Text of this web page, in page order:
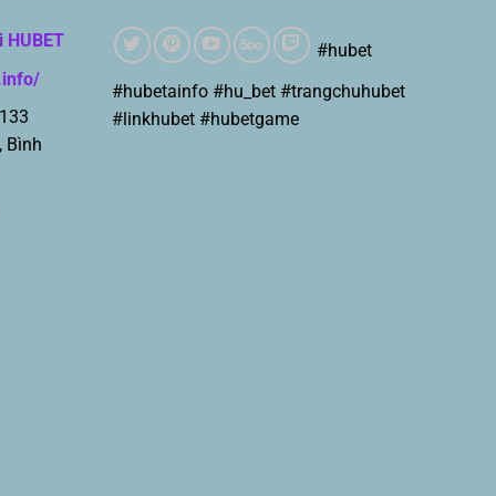
HUBET
Bình
#hubet
#hubetainfo #hu_bet #trangchuhubet
#linkhubet #hubetgame